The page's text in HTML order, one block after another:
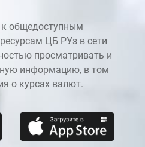
к общедоступным
ЦБ РУз в сети
просматривать и
информацию, в том
о курсах валют.